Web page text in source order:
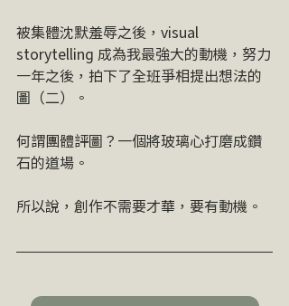
被集體沈默羞辱之後，visual
storytelling 成為我最強大的動機，努力
一年之後，拍下了全班爭相提出想法的
圖（二）。
何謂團體評圖？一個將玻璃心打磨成鑽
石的道場。
所以說，創作不需要才華，要有動機。